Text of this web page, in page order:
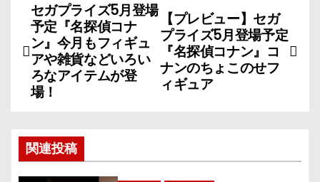
投
稿
ナ
ビ
ゲ
ー
【プレビュー】セガ
プライズ5月登場予定
『名探偵コナン』コ
ナンのちょこのせフ
ィギュア
セガプライズ5月登場
予定『名探偵コナ
ン』今月もフィギュ
アや雑貨などいろい
ろなアイテムが登
場！
関連投稿